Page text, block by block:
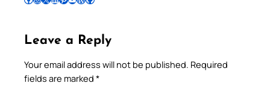
Leave a Reply
Your email address will not be published. Required
fields are marked *